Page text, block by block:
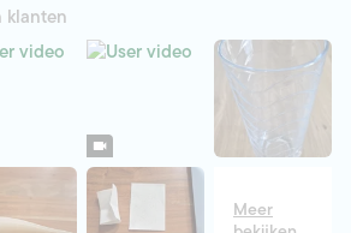
klanten